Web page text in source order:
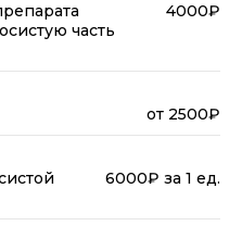
часть
4000₽
от 2500₽
6000₽ за 1 ед.